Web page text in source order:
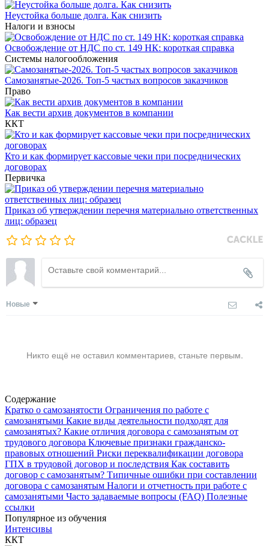
Неустойка больше долга. Как снизить
Налоги и взносы
Освобождение от НДС по ст. 149 НК: короткая справка
Системы налогообложения
Самозанятые-2026. Топ-5 частых вопросов заказчиков
Право
Как вести архив документов в компании
ККТ
Кто и как формирует кассовые чеки при посреднических
договорах
Первичка
Приказ об утверждении перечня материально ответственных
лиц: образец
Новые
Никто ещё не оставил комментариев, станьте первым.
Содержание
Кратко о самозанятости Ограничения по работе с
самозанятыми Какие виды деятельности подходят для
самозанятых? Какие отличия договора с самозанятым от
трудового договора Ключевые признаки гражданско-
правовых отношений Риски переквалификации договора
ГПХ в трудовой договор и последствия Как составить
договор с самозанятым? Типичные ошибки при составлении
договора с самозанятым Налоги и отчетность при работе с
самозанятыми Часто задаваемые вопросы (FAQ) Полезные
ссылки
Популярное из обучения
Интенсивы
ККТ